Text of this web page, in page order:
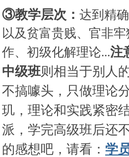
③教学层次： 达到精
以及贫富贵贱、官非
作、初级化解理论...注
中级班则相当于别人
不搞噱头，只做理论
玑，理论和实践紧密
派，学完高级班后还
的感想吧，请看： 学